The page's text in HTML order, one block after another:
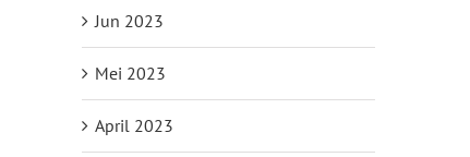
Jun 2023
Mei 2023
April 2023